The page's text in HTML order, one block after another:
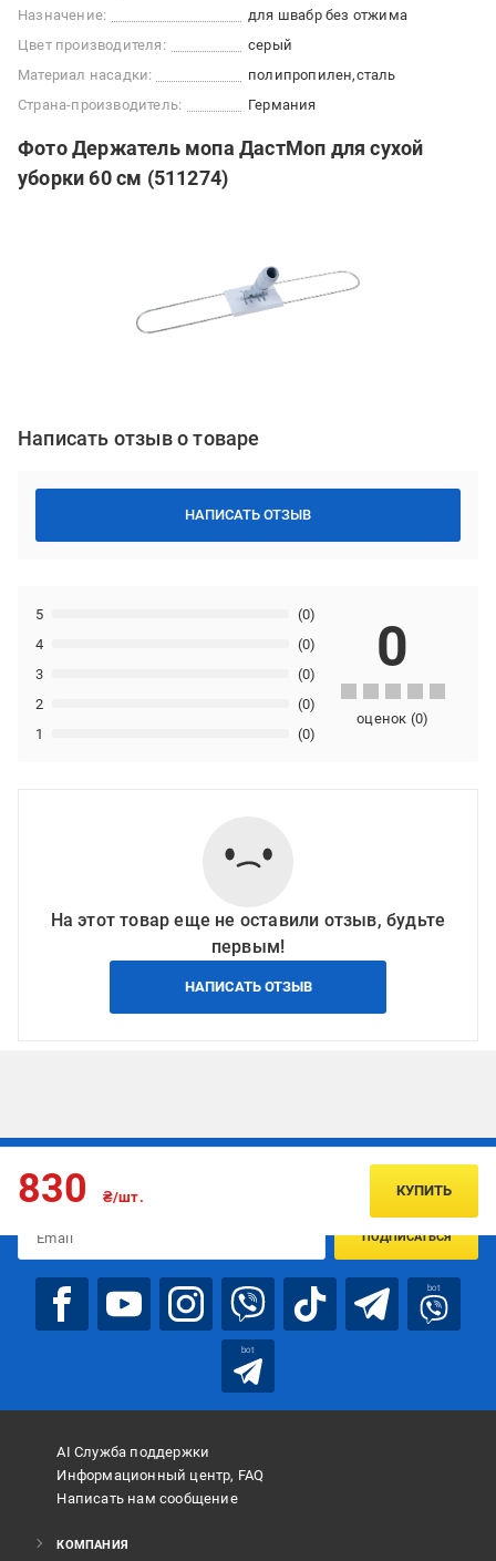
Назначение:
для швабр без отжима
Цвет производителя:
серый
Материал насадки:
полипропилен сталь
Страна-производитель:
Германия
Фото Держатель мопа ДастМоп для сухой
уборки 60 см (511274)
Написать отзыв о товаре
НАПИСАТЬ ОТЗЫВ
1 (0)
2 (0)
3 (0)
4 (0)
5 (0)
0
оценок (0)
На этот товар еще не оставили отзыв, будьте
первым!
НАПИСАТЬ ОТЗЫВ
830 ₴/шт. КУПИТЬ
Подписывайтесь, чтобы узнавать первым об акцияx и
ПОДПИСАТЬСЯ
bot
bot
AI Служба поддержки
Информационный центр, FAQ
Написать нам сообщение
КОМПАНИЯ